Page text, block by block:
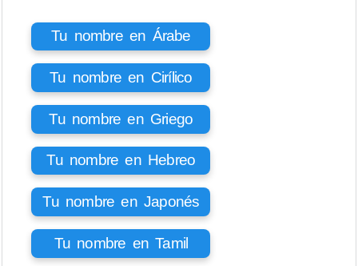
Tu nombre en Árabe
Tu nombre en Cirílico
Tu nombre en Griego
Tu nombre en Hebreo
Tu nombre en Japonés
Tu nombre en Tamil